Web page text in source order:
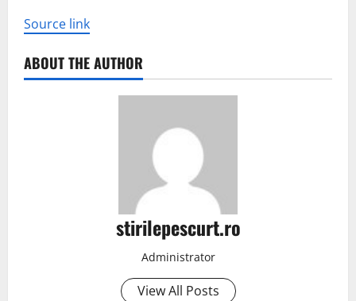
Source link
ABOUT THE AUTHOR
stirilepescurt.ro
Administrator
View All Posts